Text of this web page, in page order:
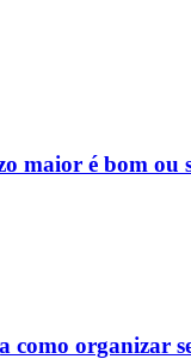
maior é bom
como organizar